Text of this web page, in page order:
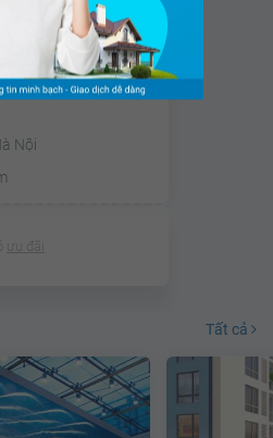
hợp 671 Hoàng
Nội
ưu đãi
Tất cả